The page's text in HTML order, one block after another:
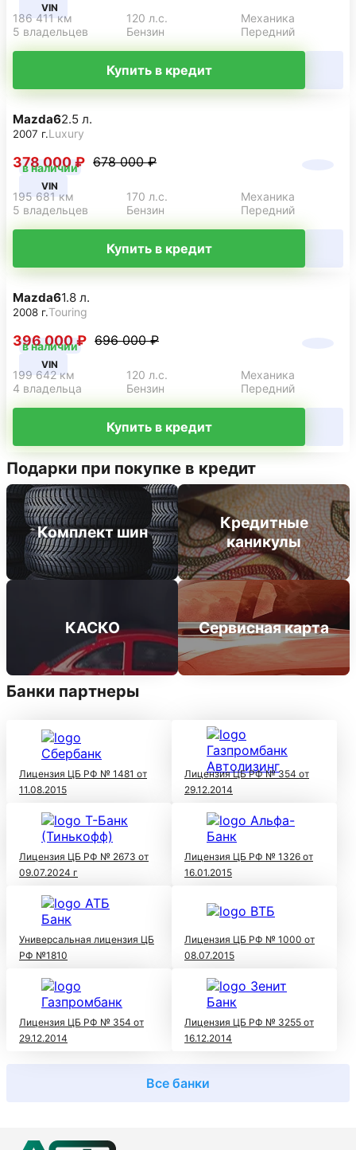
VIN
186 411 км 120 л.с.
Механика
5 владельцев
Бензин Передний
Купить в кредит
в наличии
VIN
Mazda62.5 л.
2007 г.Luxury
378 000 ₽ 678 000 ₽
195 681 км 170 л.с.
Механика
5 владельцев
Бензин Передний
Купить в кредит
в наличии
VIN
Mazda61.8 л.
2008 г.Touring
396 000 ₽ 696 000 ₽
199 642 км 120 л.с.
Механика
4 владельца
Бензин Передний
Купить в кредит
Подарки при покупке в кредит
Комплект шин
Кредитные
каникулы
КАСКО Сервисная карта
Банки партнеры
Лицензия ЦБ РФ № 1481 от
11.08.2015
Лицензия ЦБ РФ № 354 от
29.12.2014
Лицензия ЦБ РФ № 2673 от
09.07.2024 г
Лицензия ЦБ РФ № 1326 от
16.01.2015
Универсальная лицензия ЦБ
РФ №1810
Лицензия ЦБ РФ № 1000 от
08.07.2015
Лицензия ЦБ РФ № 354 от
29.12.2014
Лицензия ЦБ РФ № 3255 от
16.12.2014
Все банки